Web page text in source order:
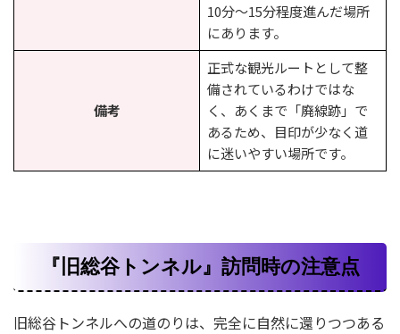
10分〜15分程度進んだ場所
にあります。
備考
正式な観光ルートとして整
備されているわけではな
く、あくまで「廃線跡」で
あるため、目印が少なく道
に迷いやすい場所です。
『旧総谷トンネル』訪問時の注意点
旧総谷トンネルへの道のりは、完全に自然に還りつつある